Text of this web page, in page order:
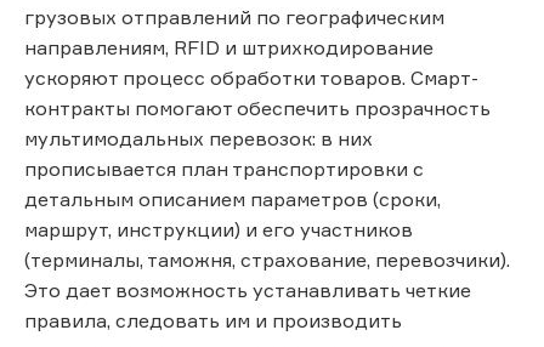
грузовых отправлений по географическим
направлениям, RFID и штрихкодирование
ускоряют процесс обработки товаров. Смарт-
контракты помогают обеспечить прозрачность
мультимодальных перевозок: в них
прописывается план транспортировки с
детальным описанием параметров (сроки,
маршрут, инструкции) и его участников
(терминалы, таможня, страхование, перевозчики).
Это дает возможность устанавливать четкие
правила, следовать им и производить